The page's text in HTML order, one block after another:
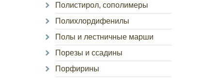
Полистирол, сополимеры
Полихлордифенилы
Полы и лестничные марши
Порезы и ссадины
Порфирины